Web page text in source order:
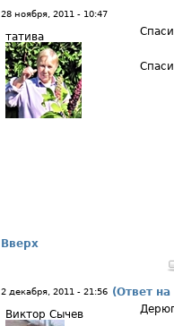
28 ноября, 2011 - 10:47
татива
Вверх
2 декабря, 2011 - 21:56 (Ответ
Виктор Сычев